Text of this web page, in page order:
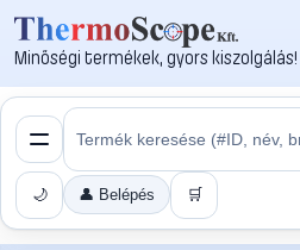
Minőségi termékek, gyors kiszolgálás!
🌙 👤 Belépés 🛒